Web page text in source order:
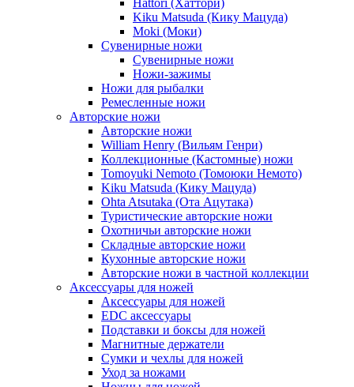
Kiku Matsuda (Кику Мацуда)
Moki (Моки)
Сувенирные ножи
Сувенирные ножи
Ножи-зажимы
Ножи для рыбалки
Ремесленные ножи
Авторские ножи
Авторские ножи
William Henry (Вильям Генри)
Коллекционные (Кастомные) ножи
Tomoyuki Nemoto (Томоюки Немото)
Kiku Matsuda (Кику Мацуда)
Ohta Atsutaka (Ота Ацутака)
Туристические авторские ножи
Охотничьи авторские ножи
Складные авторские ножи
Кухонные авторские ножи
Авторские ножи в частной коллекции
Аксессуары для ножей
Аксессуары для ножей
EDC аксессуары
Подставки и боксы для ножей
Магнитные держатели
Сумки и чехлы для ножей
Уход за ножами